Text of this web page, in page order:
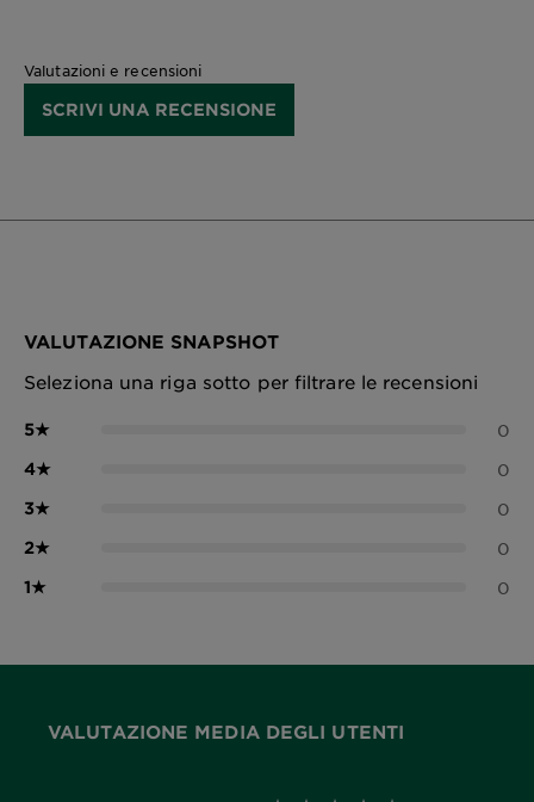
Valutazioni e recensioni
SCRIVI UNA RECENSIONE
VALUTAZIONE SNAPSHOT
Seleziona una riga sotto per filtrare le recensioni
5★ 0
4★ 0
3★ 0
2★ 0
1★ 0
VALUTAZIONE MEDIA DEGLI UTENTI